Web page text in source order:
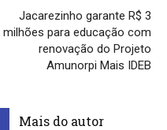
Jacarezinho garante R$ 3
milhões para educação com
renovação do Projeto
Amunorpi Mais IDEB
Mais do autor